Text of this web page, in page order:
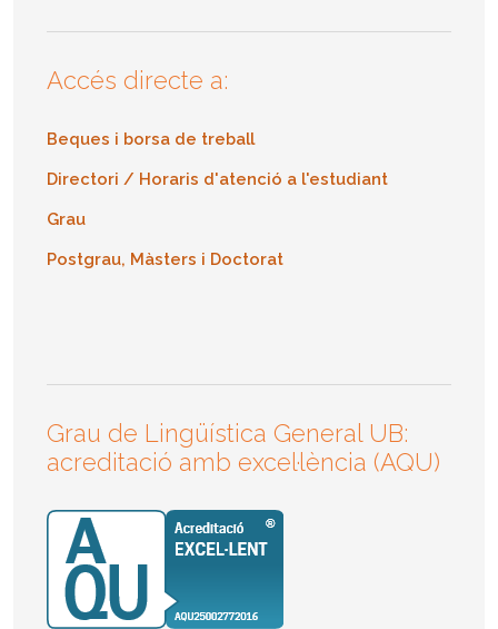
Accés directe a:
Beques i borsa de treball
Directori / Horaris d'atenció a l'estudiant
Grau
Postgrau, Màsters i Doctorat
Grau de Lingüística General UB:
acreditació amb excel·lència (AQU)